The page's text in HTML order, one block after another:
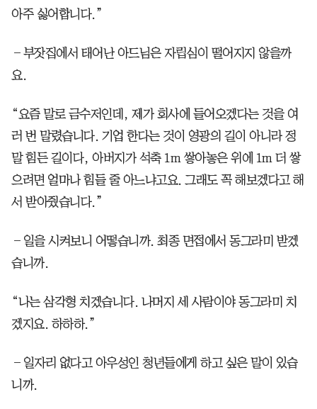
아주 싫어합니다.”
―부잣집에서 태어난 아드님은 자립심이 떨어지지 않을까
요.
“요즘 말로 금수저인데, 제가 회사에 들어오겠다는 것을 여
러 번 말렸습니다. 기업 한다는 것이 영광의 길이 아니라 정
말 힘든 길이다, 아버지가 석축 1m 쌓아놓은 위에 1m 더 쌓
으려면 얼마나 힘들 줄 아느냐고요. 그래도 꼭 해보겠다고 해
서 받아줬습니다.”
―일을 시켜보니 어떻습니까. 최종 면접에서 동그라미 받겠
습니까.
“나는 삼각형 치겠습니다. 나머지 세 사람이야 동그라미 치
겠지요. 하하하.”
―일자리 없다고 아우성인 청년들에게 하고 싶은 말이 있습
니까.